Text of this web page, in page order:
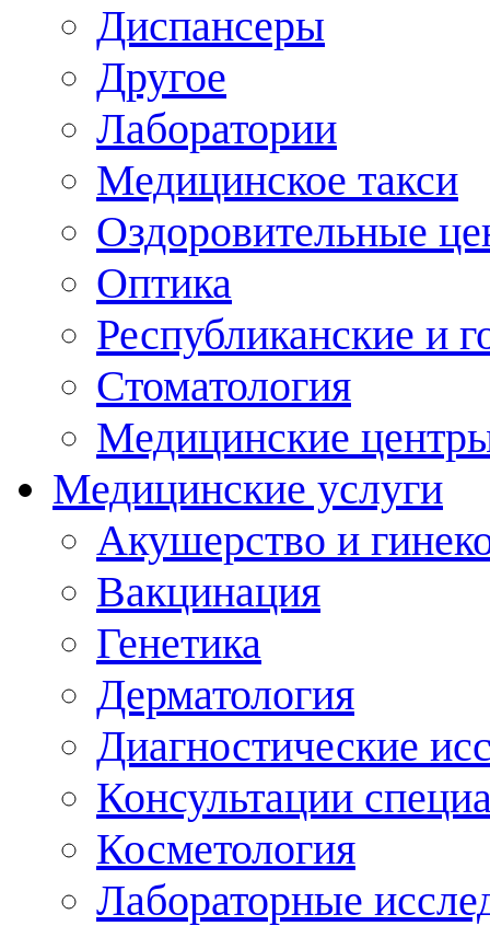
Диспансеры
Другое
Лаборатории
Медицинское такси
Оздоровительные
Оптика
Республиканские и
Стоматология
Медицинские
Медицинские услуги
Акушерство и
Вакцинация
Генетика
Дерматология
Диагностические
Консультации
Косметология
Лабораторные